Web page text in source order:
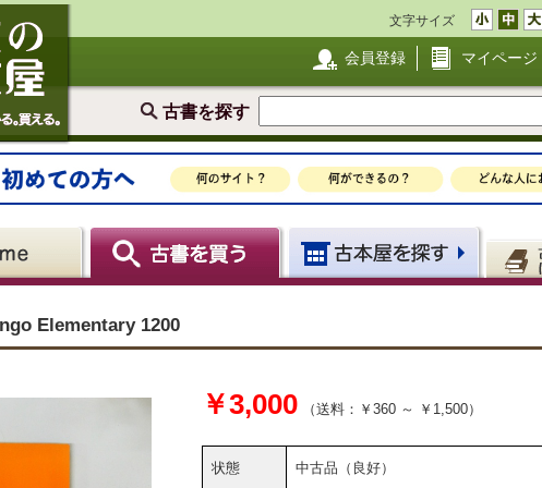
文字サイズ
会員登録 マイページ
古書を探す
Elementary 1200
￥3,000 （送料：￥360 ～ ￥1,500）
状態 中古品（良好）